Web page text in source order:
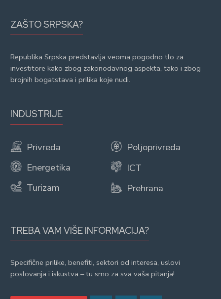
ZAŠTO SRPSKA?
Republika Srpska predstavlja veoma pogodno tlo za
investitore kako zbog zakonodavnog aspekta, tako i zbog
brojnih bogatstava i prilika koje nudi.
INDUSTRIJE
Privreda
Energetika
Turizam
Poljoprivreda
ICT
Prehrana
TREBA VAM VIŠE INFORMACIJA?
Specifične prilike, benefiti, sektori od interesa, uslovi
poslovanja i iskustva – tu smo za sva vaša pitanja!